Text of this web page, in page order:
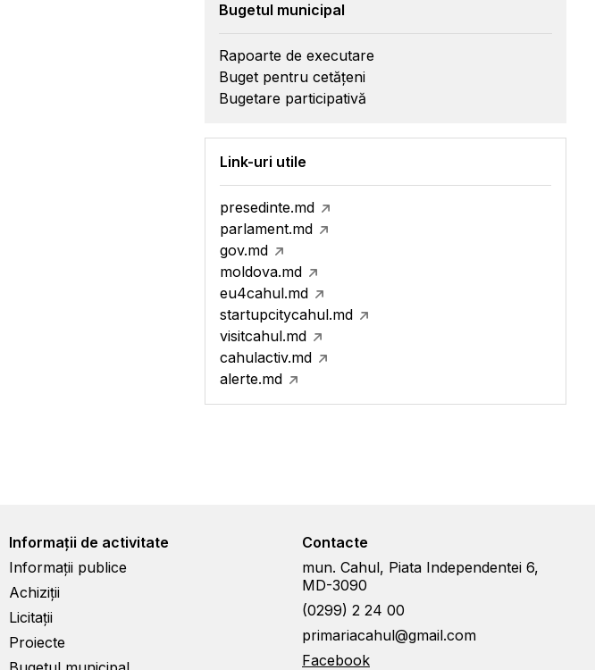
Bugetul municipal
Rapoarte de executare
Buget pentru cetățeni
Bugetare participativă
Link-uri utile
presedinte.md
parlament.md
gov.md
moldova.md
eu4cahul.md
startupcitycahul.md
visitcahul.md
cahulactiv.md
alerte.md
Informații de activitate
Informații publice
Achiziții
Licitații
Proiecte
Contacte
mun. Cahul, Piata Independentei 6,
MD-3090
(0299) 2 24 00
primariacahul@gmail.com
Facebook